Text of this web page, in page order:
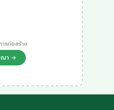
ารก่อสร้าง
ณา →